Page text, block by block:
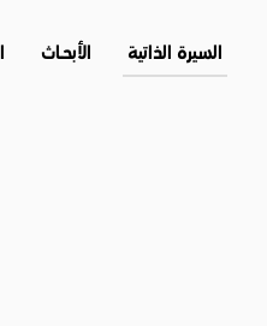
السيرة الذاتية الأبحــاث